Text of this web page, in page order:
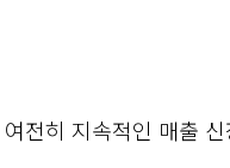
전히 지속적인 매출